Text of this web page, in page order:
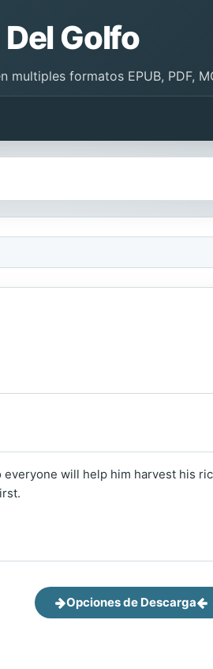
Del Golfo
multiples formatos EPUB, PDF,
will help him harvest his
Opciones de Descarga